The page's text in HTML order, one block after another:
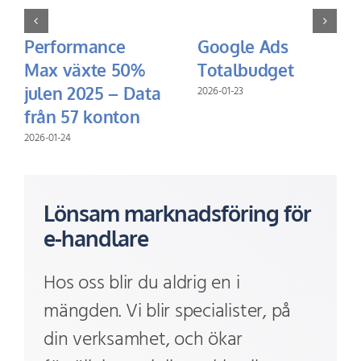
Performance
Max växte 50%
julen 2025 – Data
från 57 konton
2026-01-24
Google Ads
Totalbudget
2026-01-23
Lönsam marknadsföring för
e-handlare
Hos oss blir du aldrig en i
mängden. Vi blir specialister, på
din verksamhet, och ökar